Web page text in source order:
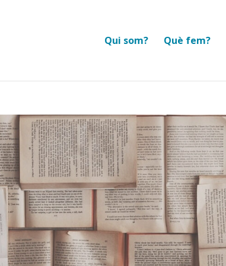
Qui som? Què fem?